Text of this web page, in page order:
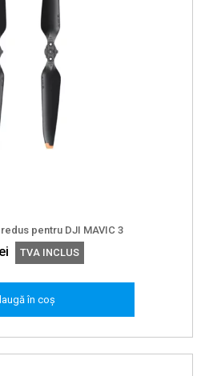
pentru DJI MAVIC 3
TVA INCLUS
în coș